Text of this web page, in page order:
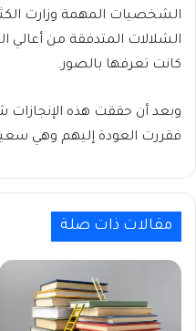
الشخصيات المهمة وزارت
الشلالات المتدفقة من
كانت تعرفها بالصور.
وبعد أن حققت هذه الإنجازات
فقررت العودة إليهم وهي
مقالات ذات صلة